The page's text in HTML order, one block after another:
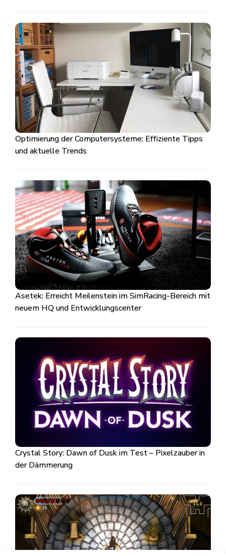
Optimierung der Computersysteme: Effiziente Tipps
und aktuelle Trends
Asetek: Erreicht Meilenstein im SimRacing-Bereich mit
neuem HQ und Entwicklungscenter
Crystal Story: Dawn of Dusk im Test – Pixelzauber in
der Dämmerung